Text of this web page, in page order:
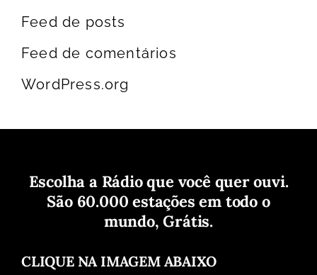
Feed de posts
Feed de comentários
WordPress.org
Escolha a Rádio que você quer ouvi.
São 60.000 estações em todo o
mundo, Grátis.
CLIQUE NA IMAGEM ABAIXO